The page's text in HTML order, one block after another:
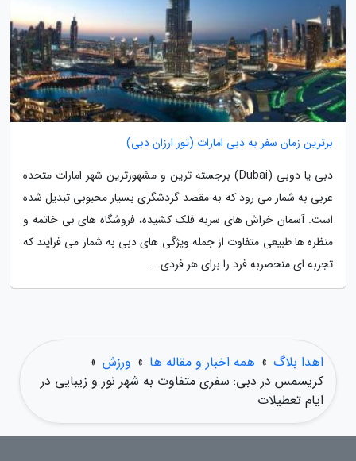
برترین زمان سفر به دبی امارات (تور ارزان دبی)
دبی یا دوبی (Dubai) برجسته ترین و مشهورترین شهر امارات متحده
عربی به شمار می رود که به مقصد گردشگری بسیار محبوبی تبدیل شده
است. آسمان خراش های سربه فلک کشیده، فروشگاه های بی خاتمه و
منظره ها طبیعی متفاوت از جمله ویژگی های دبی به شمار می فرایند که
تجربه ای منحصربه فرد را برای هر فردی...
اهدا بلاگ » همه اخبار و مقاله ها » ورزش »
کریسمس در دبی: سفری متفاوت به شهر نور و زیبایی در
ایام تعطیلات